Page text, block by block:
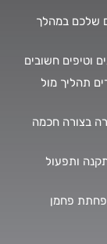
שלכם במהלך
תהליך מול
בצורה חכמה
ותפעול